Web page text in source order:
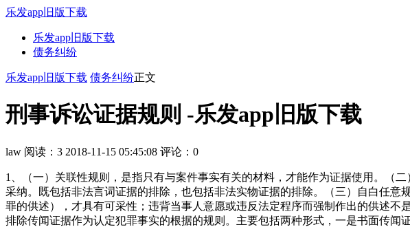
乐发app旧版下载
乐发app旧版下载
债务纠纷
乐发app旧版下载 债务纠纷正文
刑事诉讼证据规则 -乐发app旧版下载
law 阅读：3 2018-11-15 05:45:08 评论：0
1、（一）关联性规则，是指只有与案件事实有关的材料，才能作为证据使用。（
采纳。既包括非法言词证据的排除，也包括非法实物证据的排除。（三）自白任
罪的供述），才具有可采性；违背当事人意愿或违反法定程序而强制作出的供述
排除传闻证据作为认定犯罪事实的根据的规则。主要包括两种形式，一是书面传